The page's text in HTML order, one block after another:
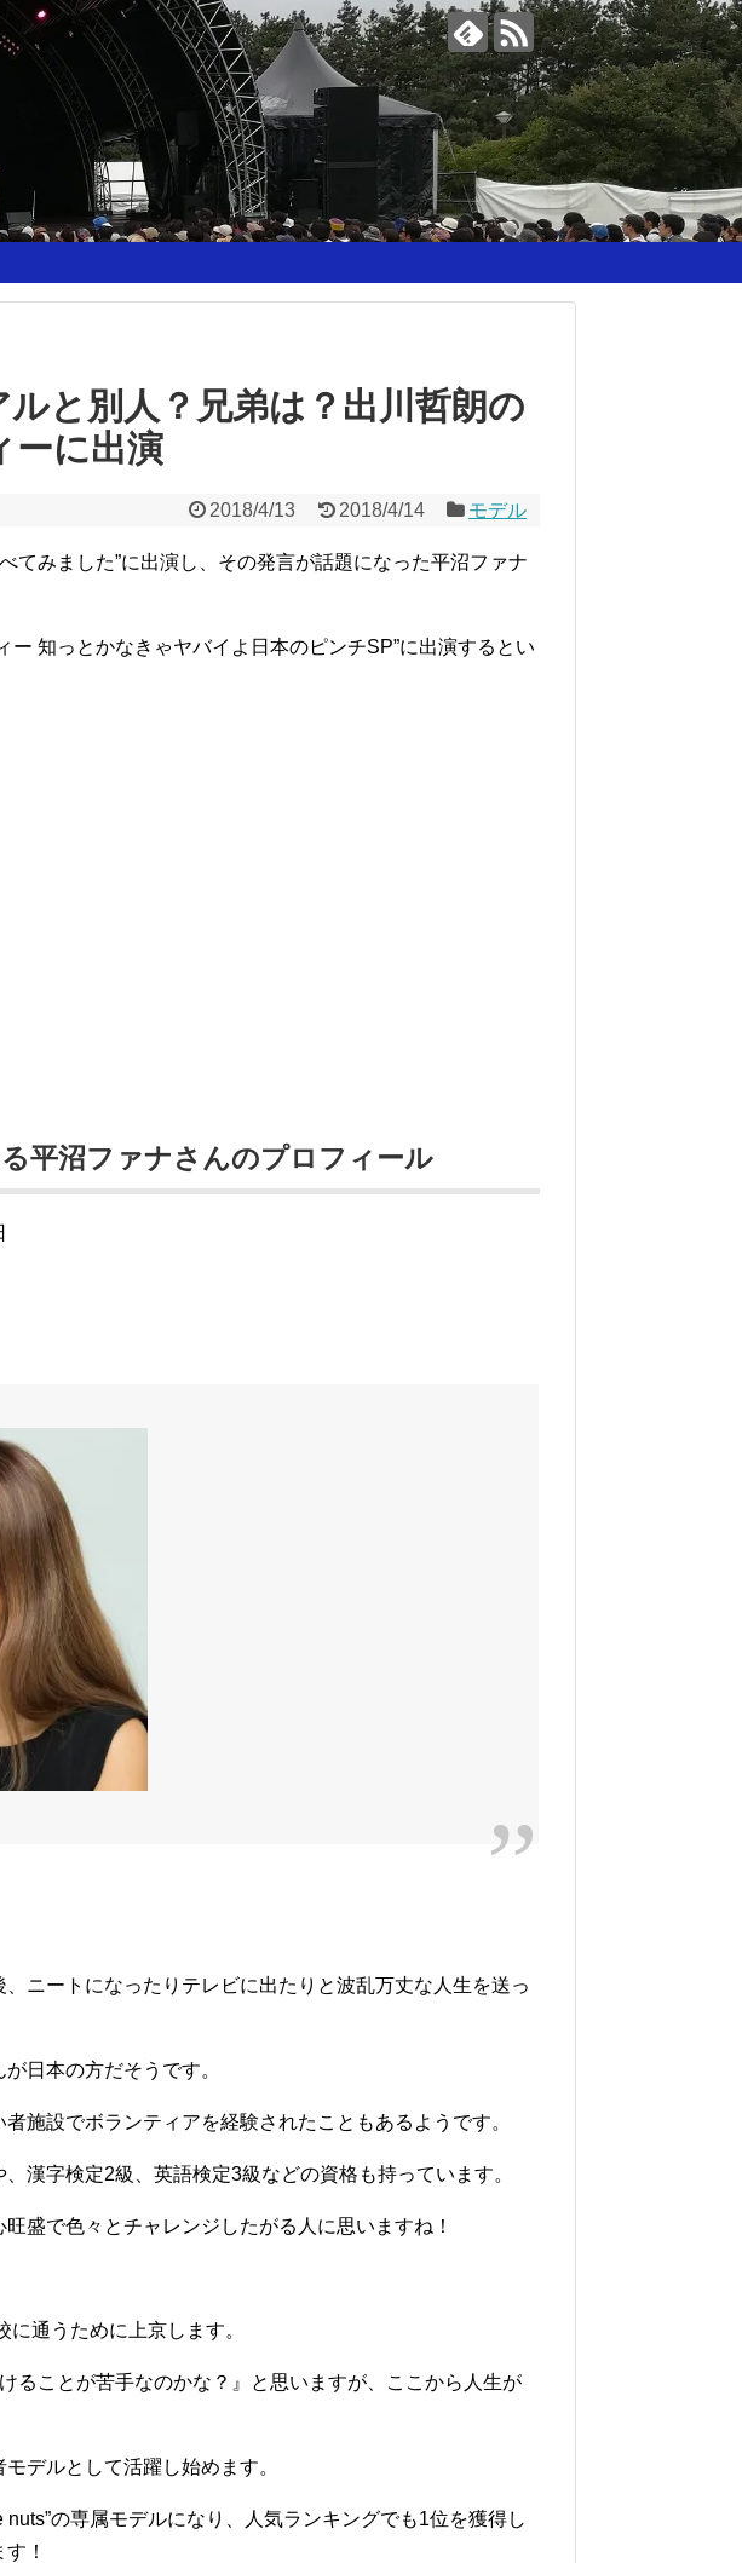
と別人？兄弟は？出川哲朗の
ーに出演
2018/4/13 2018/4/14 モデル
てみました”に出演し、その発言が話題になった平沼ファナ
ー 知っとかなきゃヤバイよ日本のピンチSP”に出演するとい
平沼ファナさんのプロフィール
ニートになったりテレビに出たりと波乱万丈な人生を送っ
日本の方だそうです。
施設でボランティアを経験されたこともあるようです。
漢字検定2級、英語検定3級などの資格も持っています。
盛で色々とチャレンジしたがる人に思いますね！
通うために上京します。
ることが苦手なのかな？』と思いますが、ここから人生が
デルとして活躍し始めます。
の専属モデルになり、人気ランキングでも1位を獲得し
！